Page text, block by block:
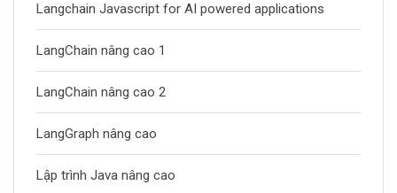
Langchain Javascript for AI powered applications
LangChain nâng cao 1
LangChain nâng cao 2
LangGraph nâng cao
Lập trình Java nâng cao